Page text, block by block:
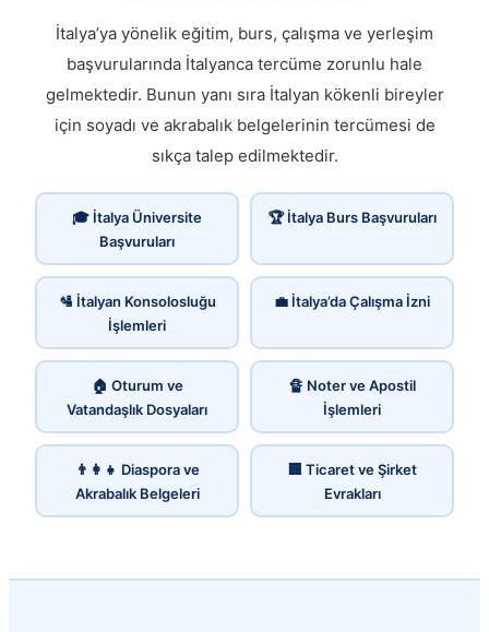
İtalya’ya yönelik eğitim, burs, çalışma ve yerleşim
başvurularında İtalyanca tercüme zorunlu hale
gelmektedir. Bunun yanı sıra İtalyan kökenli bireyler
için soyadı ve akrabalık belgelerinin tercümesi de
sıkça talep edilmektedir.
🎓 İtalya Üniversite
Başvuruları
🏆 İtalya Burs Başvuruları
🛂 İtalyan Konsolosluğu
İşlemleri
💼 İtalya’da Çalışma İzni
🏠 Oturum ve
Vatandaşlık Dosyaları
🔏 Noter ve Apostil
İşlemleri
👨‍👩‍👧 Diaspora ve
Akrabalık Belgeleri
🏢 Ticaret ve Şirket
Evrakları